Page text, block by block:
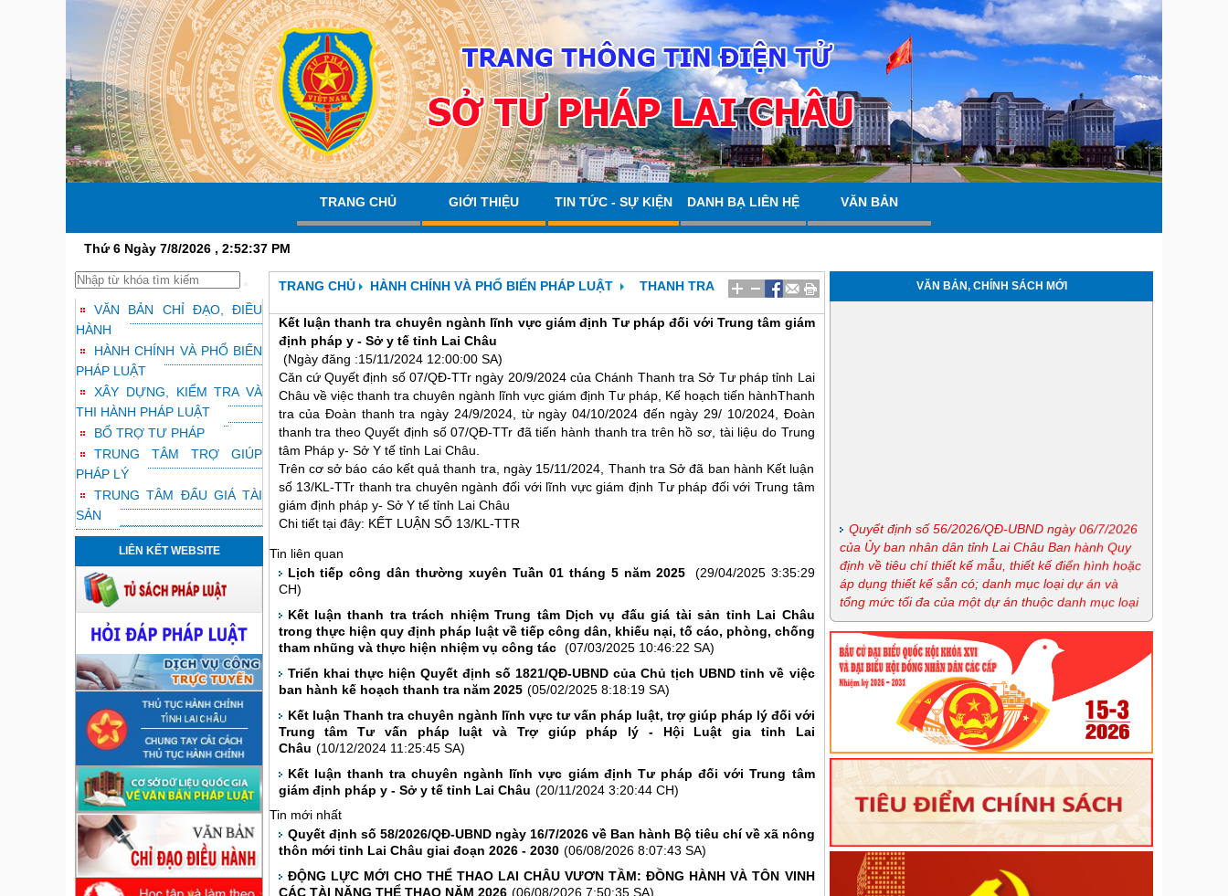
TRANG CHỦ GIỚI THIỆU TIN TỨC - SỰ KIỆN DANH BẠ LIÊN HỆ VĂN BẢN
Thứ 6 Ngày 7/8/2026 , 2:52:38 PM
VĂN BẢN CHỈ ĐẠO, ĐIỀU
HÀNH
HÀNH CHÍNH VÀ PHỔ BIẾN
PHÁP LUẬT
XÂY DỰNG, KIỂM TRA VÀ
THI HÀNH PHÁP LUẬT
BỔ TRỢ TƯ PHÁP
TRUNG TÂM TRỢ GIÚP
PHÁP LÝ
TRUNG TÂM ĐẤU GIÁ TÀI
SẢN
LIÊN KẾT WEBSITE
TRANG CHỦ HÀNH CHÍNH VÀ PHỔ BIẾN PHÁP LUẬT THANH TRA
Kết luận thanh tra chuyên ngành lĩnh vực giám định Tư pháp đối với Trung tâm giám
định pháp y - Sở y tế tỉnh Lai Châu
(Ngày đăng :15/11/2024 12:00:00 SA)
Căn cứ Quyết định số 07/QĐ-TTr ngày 20/9/2024 của Chánh Thanh tra Sở Tư pháp tỉnh Lai
Châu về việc thanh tra chuyên ngành lĩnh vực giám định Tư pháp, Kế hoạch tiến hànhThanh
tra của Đoàn thanh tra ngày 24/9/2024, từ ngày 04/10/2024 đến ngày 29/ 10/2024, Đoàn
thanh tra theo Quyết định số 07/QĐ-TTr đã tiến hành thanh tra trên hồ sơ, tài liệu do Trung
tâm Pháp y- Sở Y tế tỉnh Lai Châu.
Trên cơ sở báo cáo kết quả thanh tra, ngày 15/11/2024, Thanh tra Sở đã ban hành Kết luận
số 13/KL-TTr thanh tra chuyên ngành đối với lĩnh vực giám định Tư pháp đối với Trung tâm
giám định pháp y- Sở Y tế tỉnh Lai Châu
Chi tiết tại đây: KẾT LUẬN SỐ 13/KL-TTR
Tin liên quan
Lịch tiếp công dân thường xuyên Tuần 01 tháng 5 năm 2025
(29/04/2025 3:35:29
CH)
Kết luận thanh tra trách nhiệm Trung tâm Dịch vụ đấu giá tài sản tỉnh Lai Châu
trong thực hiện quy định pháp luật về tiếp công dân, khiếu nại, tố cáo, phòng, chống
tham nhũng và thực hiện nhiệm vụ công tác (07/03/2025 10:46:22 SA)
Triển khai thực hiện Quyết định số 1821/QĐ-UBND của Chủ tịch UBND tỉnh về việc
ban hành kế hoạch thanh tra năm 2025 (05/02/2025 8:18:19 SA)
Kết luận Thanh tra chuyên ngành lĩnh vực tư vấn pháp luật, trợ giúp pháp lý đối với
Trung tâm Tư vấn pháp luật và Trợ giúp pháp lý - Hội Luật gia tỉnh Lai
Châu (10/12/2024 11:25:45 SA)
Kết luận thanh tra chuyên ngành lĩnh vực giám định Tư pháp đối với Trung tâm
giám định pháp y - Sở y tế tỉnh Lai Châu (20/11/2024 3:20:44 CH)
Tin mới nhất
Quyết định số 58/2026/QĐ-UBND ngày 16/7/2026 về Ban hành Bộ tiêu chí về xã nông
thôn mới tỉnh Lai Châu giai đoạn 2026 - 2030 (06/08/2026 8:07:43 SA)
ĐỘNG LỰC MỚI CHO THỂ THAO LAI CHÂU VƯƠN TẦM: ĐỒNG HÀNH VÀ TÔN VINH
CÁC TÀI NĂNG THỂ THAO NĂM 2026 (06/08/2026 7:50:35 SA)
VĂN BẢN, CHÍNH SÁCH MỚI
của Ủy ban nhân dân tỉnh Lai Châu Ban hành Quy
định về tiêu chí thiết kế mẫu, thiết kế điển hình hoặc
áp dụng thiết kế sẵn có; danh mục loại dự án và
tổng mức tối đa của một dự án thuộc danh mục loại
dự án đặc thù thực hiện các Chương trình mục tiêu
quốc gia giai đoạn 2026-2030 trên địa bàn tỉnh Lai
Châu
Nghị định số 163/2026/NĐ-CP ngày 15/5/2026 của
Chính phủ quy định chi tiết và hướng dẫn thi hành
một số điều của Luật Phòng, chống ma túy
Lịch tiếp công dân định kỳ tháng 7 của Giám đốc
Lịch tiếp công dân thường xuyên tháng 7 của Sở
Tư pháp
Lịch tiếp công dân thường xuyên tháng 7 của
Trung tâm trợ giúp pháp lý nhà nước
Quyế định 44/2026/QĐ-UBND ngày 20/6/2026
Quy định trình tự, thủ tục hành chính về đất đai trên
địa bàn tỉnh Lai Châu
Kế hoạch Tổ chức các hoạt động hưởng ứng Ngày